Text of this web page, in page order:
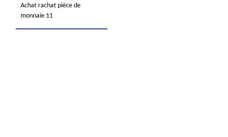
Achat rachat pièce de
monnaie 11